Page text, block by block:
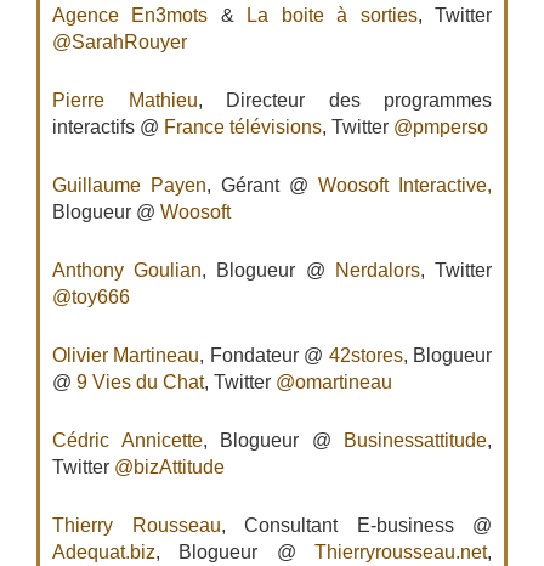
Agence En3mots & La boite à sorties, Twitter
@SarahRouyer
Pierre Mathieu, Directeur des programmes
interactifs @ France télévisions, Twitter @pmperso
Guillaume Payen, Gérant @ Woosoft Interactive,
Blogueur @ Woosoft
Anthony Goulian, Blogueur @ Nerdalors, Twitter
@toy666
Olivier Martineau, Fondateur @ 42stores, Blogueur
@ 9 Vies du Chat, Twitter @omartineau
Cédric Annicette, Blogueur @ Businessattitude,
Twitter @bizAttitude
Thierry Rousseau, Consultant E-business @
Adequat.biz, Blogueur @ Thierryrousseau.net,